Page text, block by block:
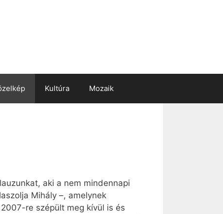
Kultúra Mozaik
aki a nem mindennapi
Mihály –, amelynek
re szépült meg kívül is és